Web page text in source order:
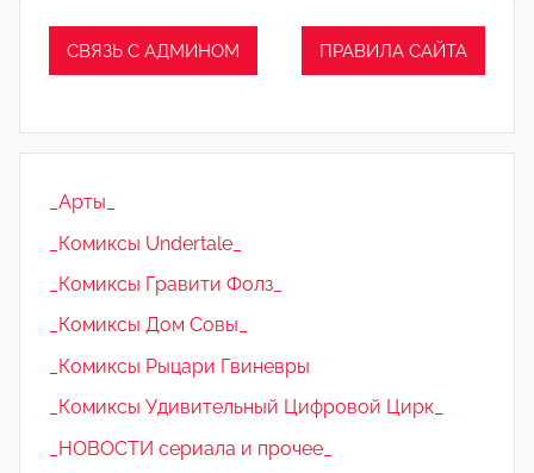
СВЯЗЬ С АДМИНОМ ПРАВИЛА САЙТА
_Арты_
_Комиксы Undertale_
_Комиксы Гравити Фолз_
_Комиксы Дом Совы_
_Комиксы Рыцари Гвиневры
_Комиксы Удивительный Цифровой Цирк_
_НОВОСТИ сериала и прочее_